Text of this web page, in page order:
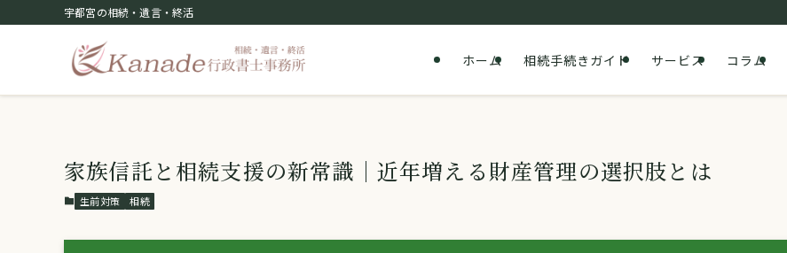
宇都宮の相続・遺言・終活
ホーム 相続手続きガイド サービス コラム
家族信託と相続支援の新常識｜近年増える財産管理の選択肢とは
生前対策 相続